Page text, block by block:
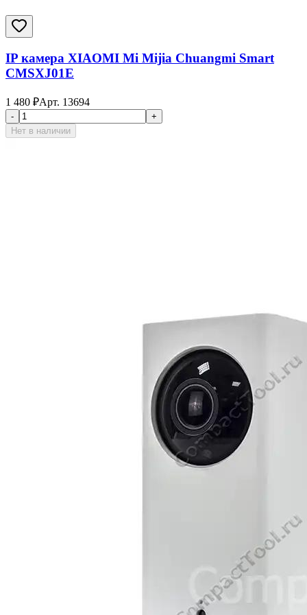
IP камера XIAOMI Mi Mijia Chuangmi Smart
CMSXJ01E
1 480 ₽Арт. 13694
-
+
Нет в наличии